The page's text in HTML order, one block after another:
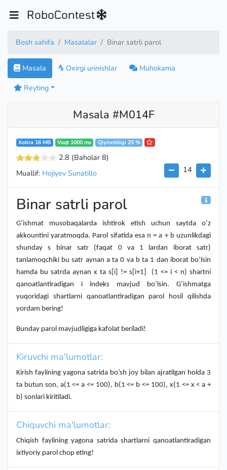
RoboContest
Bosh sahifa Masalalar Binar satrli parol
Masala Oxirgi urinishlar
Muhokama
Reyting
Masala #M014F
Xotira 16 MB Vaqt 1000 ms Qiyinchiligi 25 %
2.8 (Baholar 8)
14
Muallif: Hojiyev Sunatillo
Binar satrli parol
G’ishmat musobaqalarda ishtirok etish uchun saytda o’z
akkountini yaratmoqda. Parol sifatida esa n = a + b uzunlikdagi
shunday s binar satr (faqat 0 va 1 lardan iborat satr)
tanlamoqchiki bu satr aynan a ta 0 va b ta 1 dan iborat bo’lsin
hamda bu satrda aynan x ta s[i] != s[i+1] (1 <= i < n) shartni
qanoatlantiradigan i indeks mavjud bo’lsin. G’ishmatga
yuqoridagi shartlarni qanoatlantiradigan parol hosil qilishda
yordam bering!
Bunday parol mavjudligiga kafolat beriladi!
Kiruvchi ma'lumotlar:
Kirish faylining yagona satrida bo’sh joy bilan ajratilgan holda 3
ta butun son, a(1 <= a <= 100), b(1 <= b <= 100), x(1 <= x < a +
b) sonlari kiritiladi.
Chiquvchi ma'lumotlar:
Chiqish faylining yagona satrida shartlarni qanoatlantiradigan
ixtiyoriy parol chop eting!